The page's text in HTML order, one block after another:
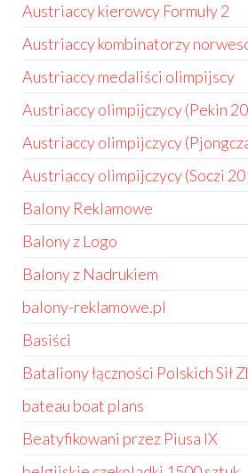
Austriaccy kierowcy Formuły 2
Austriaccy kombinatorzy
Austriaccy medaliści olimpijscy
Austriaccy olimpijczycy (Pekin
Austriaccy olimpijczycy
Austriaccy olimpijczycy (Soczi
Balony Reklamowe
Balony z Logo
Balony z Nadrukiem
balony-reklamowe.pl
Basiści
Bataliony łączności Polskich Sił
bateau boat plans
Beatyfikowani przez Piusa IX